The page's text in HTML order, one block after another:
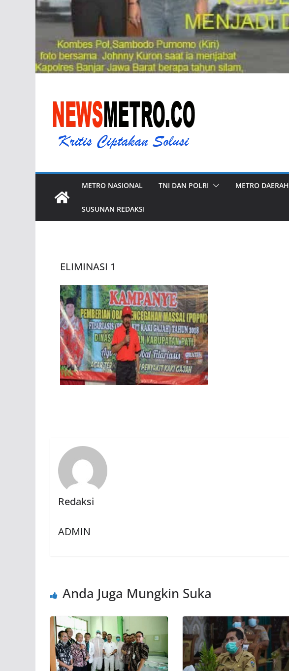
METRO NASIONAL TNI DAN POLRI METRO DAERAH
SUSUNAN REDAKSI
ELIMINASI 1
Redaksi
ADMIN
Anda Juga Mungkin Suka